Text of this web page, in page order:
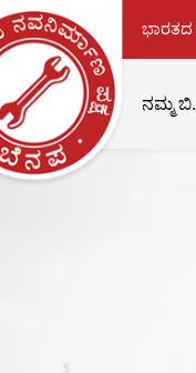
ಭಾರತದ
ನಮ್ಮ